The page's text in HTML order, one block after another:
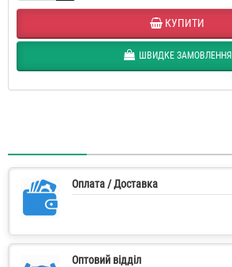
КУПИТИ
ШВИДКЕ ЗАМОВЛЕННЯ
Оплата / Доставка
Оптовий відділ